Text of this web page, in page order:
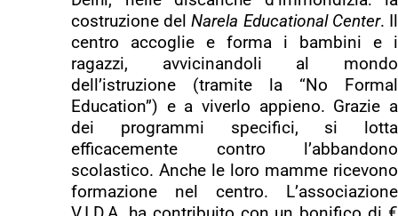
costruzione delNarela Educational Center. Il
centro accoglie e forma i bambini e i
ragazzi, avvicinandoli al mondo
dell’istruzione (tramite la “No Formal
Education”) e a viverlo appieno. Grazie a
dei programmi specifici, si lotta
efficacemente contro l’abbandono
scolastico. Anche le loro mamme ricevono
formazione nel centro. L’associazione